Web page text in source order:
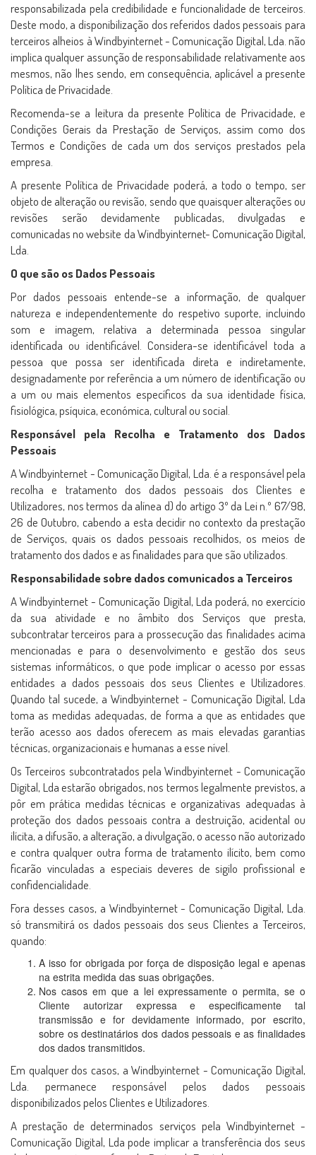
responsabilizada pela credibilidade e funcionalidade de terceiros.
Deste modo, a disponibilização dos referidos dados pessoais para
terceiros alheios à Windbyinternet - Comunicação Digital, Lda. não
implica qualquer assunção de responsabilidade relativamente aos
mesmos, não lhes sendo, em consequência, aplicável a presente
Política de Privacidade.
Recomenda-se a leitura da presente Política de Privacidade, e
Condições Gerais da Prestação de Serviços, assim como dos
Termos e Condições de cada um dos serviços prestados pela
empresa.
A presente Política de Privacidade poderá, a todo o tempo, ser
objeto de alteração ou revisão, sendo que quaisquer alterações ou
revisões serão devidamente publicadas, divulgadas e
comunicadas no website da Windbyinternet- Comunicação Digital,
Lda.
O que são os Dados Pessoais
Por dados pessoais entende-se a informação, de qualquer
natureza e independentemente do respetivo suporte, incluindo
som e imagem, relativa a determinada pessoa singular
identificada ou identificável. Considera-se identificável toda a
pessoa que possa ser identificada direta e indiretamente,
designadamente por referência a um número de identificação ou
a um ou mais elementos específicos da sua identidade física,
fisiológica, psíquica, económica, cultural ou social.
Responsável pela Recolha e Tratamento dos Dados
Pessoais
A Windbyinternet - Comunicação Digital, Lda. é a responsável pela
recolha e tratamento dos dados pessoais dos Clientes e
Utilizadores, nos termos da alínea d) do artigo 3º da Lei n.º 67/98,
26 de Outubro, cabendo a esta decidir no contexto da prestação
de Serviços, quais os dados pessoais recolhidos, os meios de
tratamento dos dados e as finalidades para que são utilizados.
Responsabilidade sobre dados comunicados a Terceiros
A Windbyinternet - Comunicação Digital, Lda poderá, no exercício
da sua atividade e no âmbito dos Serviços que presta,
subcontratar terceiros para a prossecução das finalidades acima
mencionadas e para o desenvolvimento e gestão dos seus
sistemas informáticos, o que pode implicar o acesso por essas
entidades a dados pessoais dos seus Clientes e Utilizadores.
Quando tal sucede, a Windbyinternet - Comunicação Digital, Lda
toma as medidas adequadas, de forma a que as entidades que
terão acesso aos dados oferecem as mais elevadas garantias
técnicas, organizacionais e humanas a esse nível.
Os Terceiros subcontratados pela Windbyinternet - Comunicação
Digital, Lda estarão obrigados, nos termos legalmente previstos, a
pôr em prática medidas técnicas e organizativas adequadas à
proteção dos dados pessoais contra a destruição, acidental ou
ilícita, a difusão, a alteração, a divulgação, o acesso não autorizado
e contra qualquer outra forma de tratamento ilícito, bem como
ficarão vinculadas a especiais deveres de sigilo profissional e
confidencialidade.
Fora desses casos, a Windbyinternet - Comunicação Digital, Lda.
só transmitirá os dados pessoais dos seus Clientes a Terceiros,
quando:
A isso for obrigada por força de disposição legal e apenas
na estrita medida das suas obrigações.
Nos casos em que a lei expressamente o permita, se o
Cliente autorizar expressa e especificamente tal
transmissão e for devidamente informado, por escrito,
sobre os destinatários dos dados pessoais e as finalidades
dos dados transmitidos.
Em qualquer dos casos, a Windbyinternet - Comunicação Digital,
Lda. permanece responsável pelos dados pessoais
disponibilizados pelos Clientes e Utilizadores.
A prestação de determinados serviços pela Windbyinternet -
Comunicação Digital, Lda pode implicar a transferência dos seus